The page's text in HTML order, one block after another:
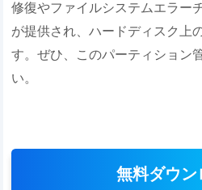
修復やファイルシステムエラー
が提供され、ハードディスク上
す。ぜひ、このパーティション
い。
無料ダウン